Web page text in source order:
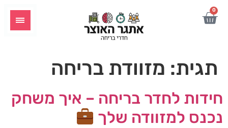
לתוכן
0
תגית: מזוודת בריחה
חידות לחדר בריחה – איך משחק
נכנס למזוודה שלך